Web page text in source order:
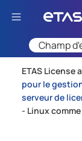
ETAS License
pour le
serveur de
- Linux